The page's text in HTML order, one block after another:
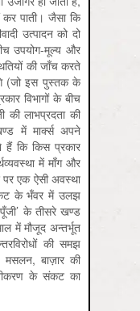
पाती। जैसा कि
उत्पादन को दो
उपयोग-मूल्य और
की जाँच करते
(जो इस पुस्तक के
विभागों के बीच
की लाभप्रदता की
में मार्क्स अपने
हैं कि किस प्रकार
में माँग और
पर एक ऐसी अवस्था
के भँवर में उलझ
के तीसरे खण्ड
में मौजूद अन्तर्भूत
की समझ
मसलन, बाज़ार की
के संकट का